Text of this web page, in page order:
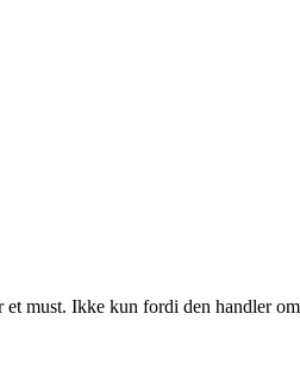
et must. Ikke kun fordi den handler